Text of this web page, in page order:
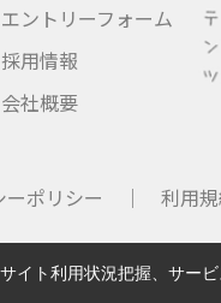
エントリーフォーム
採用情報
会社概要
ーポリシー ｜ 利用
イト利用状況把握、サー